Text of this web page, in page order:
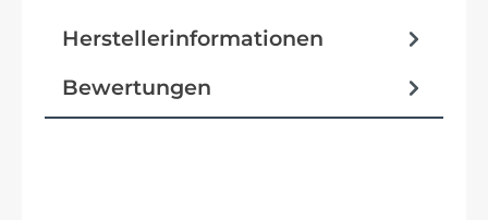
SKS A55K 55mm black matt
Herstellerinformationen
Bewertungen